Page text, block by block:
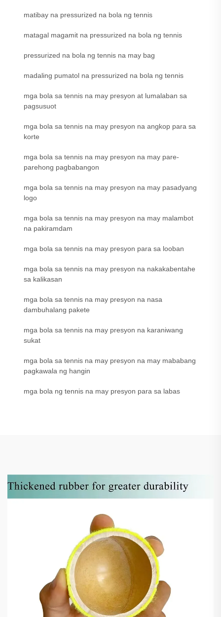
matibay na pressurized na bola ng tennis
matagal magamit na pressurized na bola ng tennis
pressurized na bola ng tennis na may bag
madaling pumatol na pressurized na bola ng tennis
mga bola sa tennis na may presyon at lumalaban sa
pagsusuot
mga bola sa tennis na may presyon na angkop para sa
korte
mga bola sa tennis na may presyon na may pare-
parehong pagbabangon
mga bola sa tennis na may presyon na may pasadyang
logo
mga bola sa tennis na may presyon na may malambot
na pakiramdam
mga bola sa tennis na may presyon para sa looban
mga bola sa tennis na may presyon na nakakabentahe
sa kalikasan
mga bola sa tennis na may presyon na nasa
dambuhalang pakete
mga bola sa tennis na may presyon na karaniwang
sukat
mga bola sa tennis na may presyon na may mababang
pagkawala ng hangin
mga bola ng tennis na may presyon para sa labas